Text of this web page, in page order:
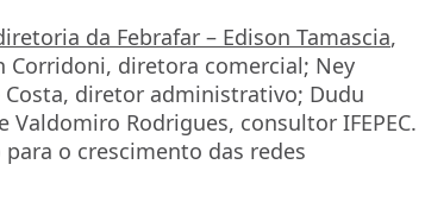
da Febrafar – Edison Tamascia,
Corridoni, diretora comercial; Ney
diretor administrativo; Dudu
Rodrigues, consultor IFEPEC.
o crescimento das redes